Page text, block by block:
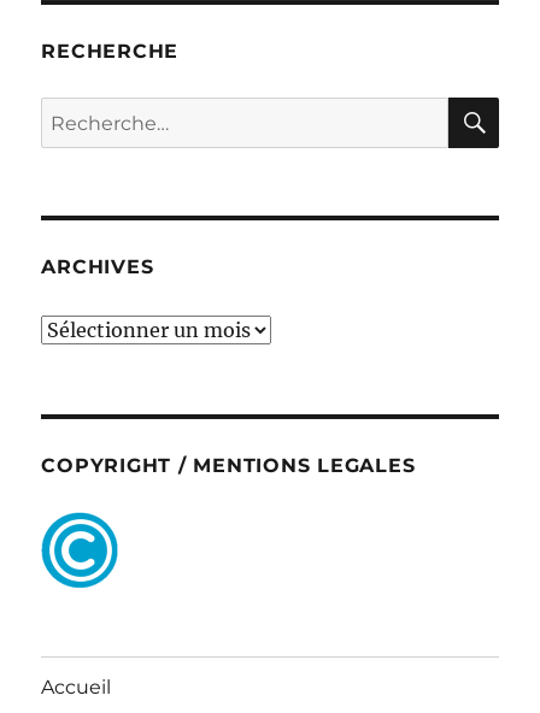
RECHERCHE
Recherche
pour :
ARCHIVES
ARCHIVES
COPYRIGHT / MENTIONS LEGALES
Accueil